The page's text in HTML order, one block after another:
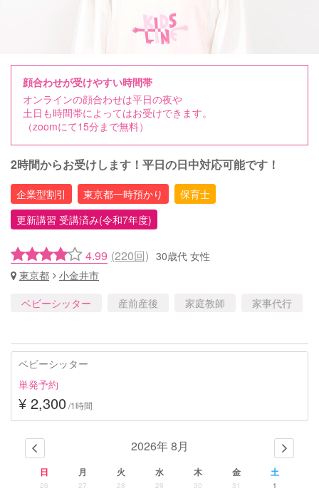
顔合わせが受けやすい時間帯
オンラインの顔合わせは平日の夜や
土日も時間帯によってはお受けできます。
（zoomにて15分まで無料）
2時間からお受けします！平日の日中対応可能です！
企業型割引 東京都一時預かり
保育士
更新講習 受講済み(令和7年度)
4.99 (220回) 30歳代 女性
東京都
小金井市
ベビーシッター
産前産後 家庭教師 家事代行
ベビーシッター
単発予約
¥ 2,300 /1時間
2026年 8月
日 月 火 水 木 金 土
26 27 28 29 30 31 1